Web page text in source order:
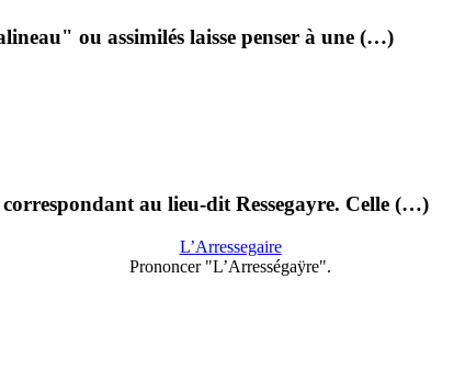
ou assimilés laisse penser à une (…)
au lieu-dit Ressegayre. Celle (…)
L’Arressegaire
Prononcer "L’Arrességaÿre".